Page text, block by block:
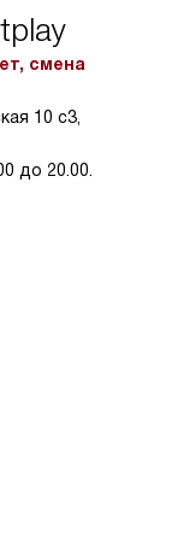
в условиях
тарифы на услуги
смена
10 с3,
до 20.00.